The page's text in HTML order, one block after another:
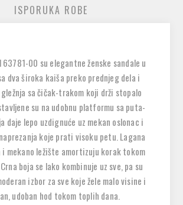
ISPORUKA ROBE
63781-00 su elegantne ženske sandale u
dva široka kaiša preko prednjeg dela i
sa čičak-trakom koji drži stopalo
su na udobnu platformu sa puta-
daje lepo uzdignuće uz mekan oslonac i
koje prati visoku petu. Lagana
mekano ležište amortizuju korak tokom
boja se lako kombinuje uz sve, pa su
izbor za sve koje žele malo visine i
udoban hod tokom toplih dana.